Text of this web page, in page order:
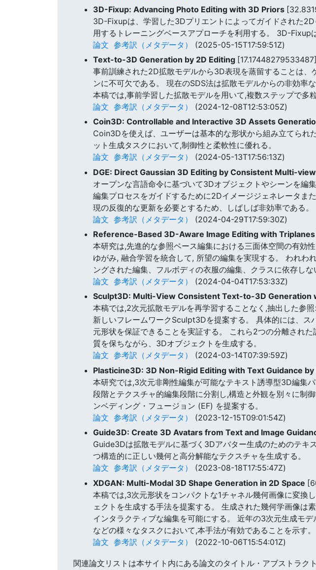
3D-Fixup: Advancing Photo Editing with 3D Priors
3D-Fixupは、学習した3Dプリエントによってガイドされた
用するトレーニングベースアプローチを利用する。 3D-Fixup
論文 参考訳（メタデータ）
(2025-05-15T17:59:51Z)
Text-to-3D Generation by 2D Editing [17.17448279533487]
事前訓練された2D拡散モデルから3D表現を蒸留することは
ンに不可欠である。 現在のSDS法は拡散モデルからの非効率
本稿では,事前学習した拡散モデルを用いて,複数ステップで多
論文 参考訳（メタデータ）
(2024-12-08T12:53:05Z)
Coin3D: Controllable and Interactive 3D Assets
Coin3Dを使えば、ユーザーは基本的な形状から組み立てら
ット生成タスクにおいて,制御性と柔軟性に優れる。
論文 参考訳（メタデータ）
(2024-05-13T17:56:13Z)
DGE: Direct Gaussian 3D Editing by Consistent Multi-
オープンな言語命令に基づいて3Dオブジェクトやシーンを編
編集プロセスをガイドするために2Dイメージジェネレータま
現の反復的な更新を必要とするため、しばしば非効率である。
論文 参考訳（メタデータ）
(2024-04-29T17:59:30Z)
Reference-Based 3D-Aware Image Editing with Triplanes
本研究は,先進的な参照ベース編集における三面体空間の有効
ゆがみ, 融合学習を統合して, 所望の編集を実現する。 われわ
ングされた編集、フルボディの衣服の編集、クラスに依存し
論文 参考訳（メタデータ）
(2024-04-04T17:53:33Z)
Sculpt3D: Multi-View Consistent Text-to-3D Generation
本稿では,2次元拡散モデルを再学習することなく,抽出した参
新しいフレームワークSculpt3Dを提案する。 具体的には、
元形状を保証できることを実証する。 これら2つの分離され
質を保ちながら、3Dオブジェクトを生成する。
論文 参考訳（メタデータ）
(2024-03-14T07:39:59Z)
Plasticine3D: 3D Non-Rigid Editing with Text Guidance
本研究では,3次元非剛性編集が可能なテキスト誘導型3D編集
段階とテクスチャ的編集段階に分割し,構造と外観を別々に制
ンベディング・フュージョン (EF) を提案する。
論文 参考訳（メタデータ）
(2023-12-15T09:01:54Z)
Guide3D: Create 3D Avatars from Text and Image
Guide3Dは拡散モデルに基づく3Dアバター生成のためのテキ
つ構造的に正しい幾何と高分解能なテクスチャを生成する。
論文 参考訳（メタデータ）
(2023-08-18T17:55:47Z)
XDGAN: Multi-Modal 3D Shape Generation in 2D Space
本稿では,3次元形状をコンパクトな1チャネル幾何画像に変
ェクトを生成する手法を提案する。 生成された幾何学画像は
インタラクティブな編集を可能にする。 近年の3次元生成モ
などの様々なタスクにおいて,本手法が有効であることを示す。
論文 参考訳（メタデータ） (2022-10-06T15:54:01Z)
関連論文リストは本サイト内にある論文のタイトル・アブストラク